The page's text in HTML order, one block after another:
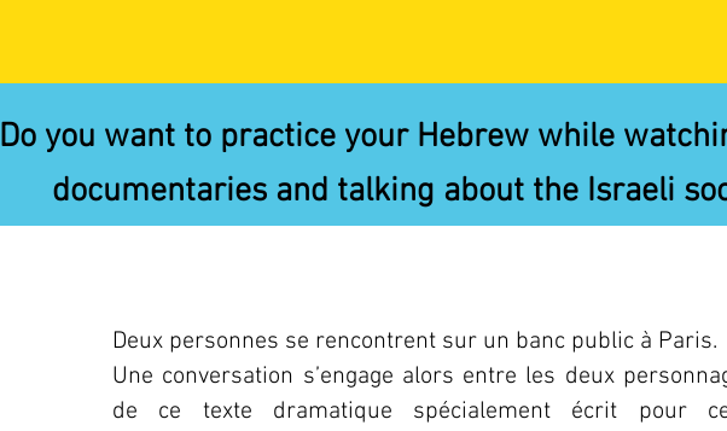
Do you want to practice your Hebrew while
documentaries and talking about the Israeli
Deux personnes se rencontrent sur un banc public à Paris.
Une conversation s’engage alors entre les deux
de ce texte dramatique spécialement écrit pour